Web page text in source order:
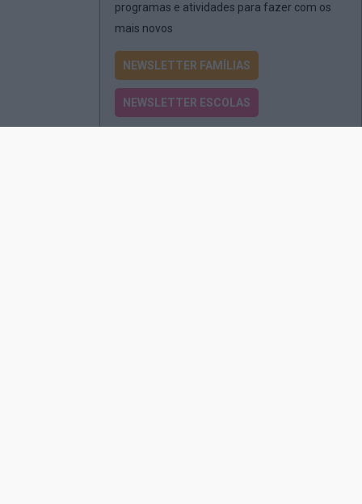
programas e atividades para fazer com os
mais novos
NEWSLETTER FAMÍLIAS
NEWSLETTER ESCOLAS